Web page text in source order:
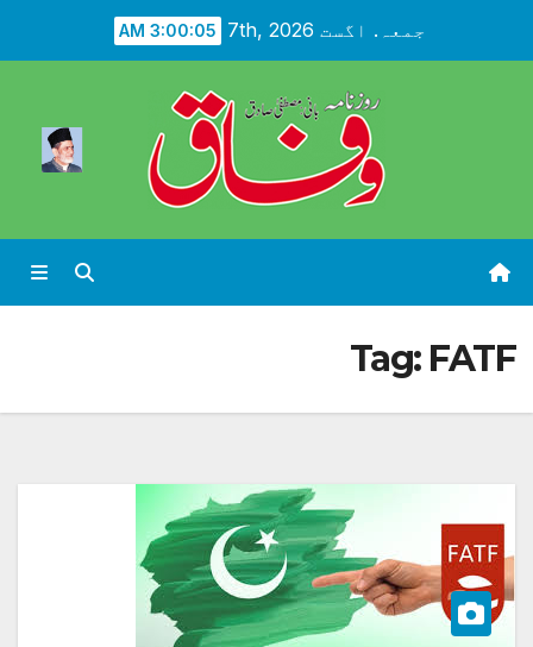
جمعہ. اگست 7th, 2026 3:00:07 AM
Tag: FATF